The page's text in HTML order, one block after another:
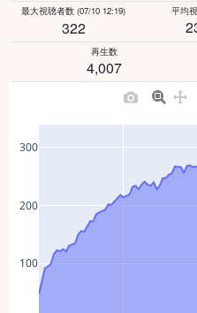
最大視聴者数 (07/10 12:19)
322
平均
再生数
4,007
100
200
300